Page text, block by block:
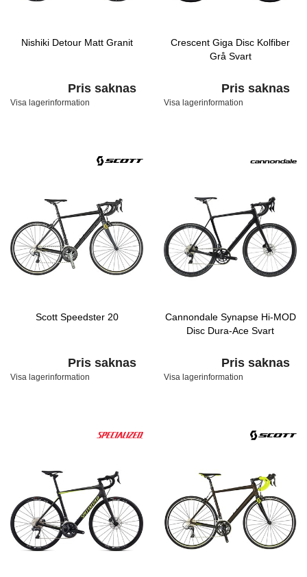
Nishiki Detour Matt Granit
Pris saknas
Visa lagerinformation
Crescent Giga Disc Kolfiber
Grå Svart
Pris saknas
Visa lagerinformation
Scott Speedster 20
Pris saknas
Visa lagerinformation
Cannondale Synapse Hi-MOD
Disc Dura-Ace Svart
Pris saknas
Visa lagerinformation